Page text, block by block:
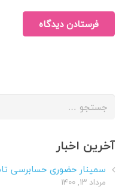
فرستادن دیدگاه
جستجو
آخرین اخبار
سمینار حضوری حسابرسی
مرداد ۱۳, ۱۴۰۰